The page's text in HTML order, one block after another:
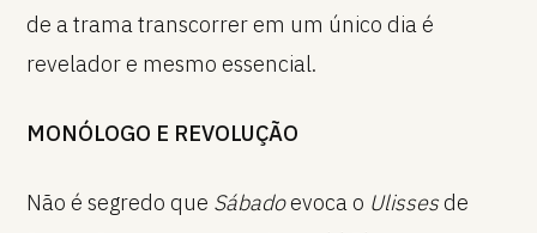
de a trama transcorrer em um único dia é
revelador e mesmo essencial.
MONÓLOGO E REVOLUÇÃO
Não é segredo que Sábadoevoca o Ulissesde